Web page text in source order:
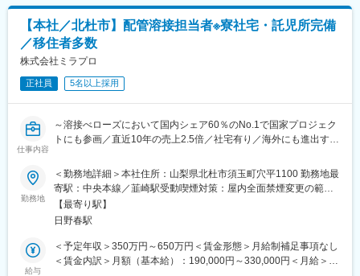
570万円／29歳・入社3年目・男性（月給38万円＋各種手当）
680万円／32歳・入社5年目・男性（月給45万円＋各種手当）
【豊富な手当】
技術・語学系全138種の資格手当を用意しており、自身の頑張り
が給与に変換される仕組みとなっています。また、社宅完備(赴任
【万全のフォロー体制】
・フォロー体制が非常に手厚くなっています。同社には受入教育
術スペシャリスト「シニアエキスパート」、クライアントとやり
取りをしている「営業担当」が社員に対して月1回の面談を行う体
制を取っております。配属された後、不安ごとや今後のキャリア
に関して相談できる環境を整えています。
・社員対しキャリアUP、スキルUP を目的とした技術研修カリキ
ュラムを実施しております。興味のある項目や業務、関係してい
る項目、スキルチェンジに繋がる項目などを自由に受講して頂く
【本社／北杜市】配管溶接担当者※寮社宅・託児所完備
／移住者多数
株式会社ミラプロ
正社員 5名以上採用
仕事内容
～溶接べローズにおいて国内シェア60％のNo.1で国家プロジェク
トにも参画／直近10年の売上2.5倍／社宅有り／海外にも進出する
■担当業務：
「真空配管」をはじめとする、真空関連部品の溶接を行います。
クリーンな製造環境の中、様々な溶接（アーク・ガス・TIG・レー
ザー・電子ビーム等）を経験することができ、高度な溶接スキル
が身につきます。
■ポジション魅力
勤務地
＜勤務地詳細＞本社住所：山梨県北杜市須玉町穴平1100 勤務地最
寄駅：中央本線／韮崎駅受動喫煙対策：屋内全面禁煙変更の範
囲：会社の定める事業所
【最寄り駅】
日野春駅
給与
＜予定年収＞350万円～650万円＜賃金形態＞月給制補足事項なし
＜賃金内訳＞月額（基本給）：190,000円～330,000円＜月給＞